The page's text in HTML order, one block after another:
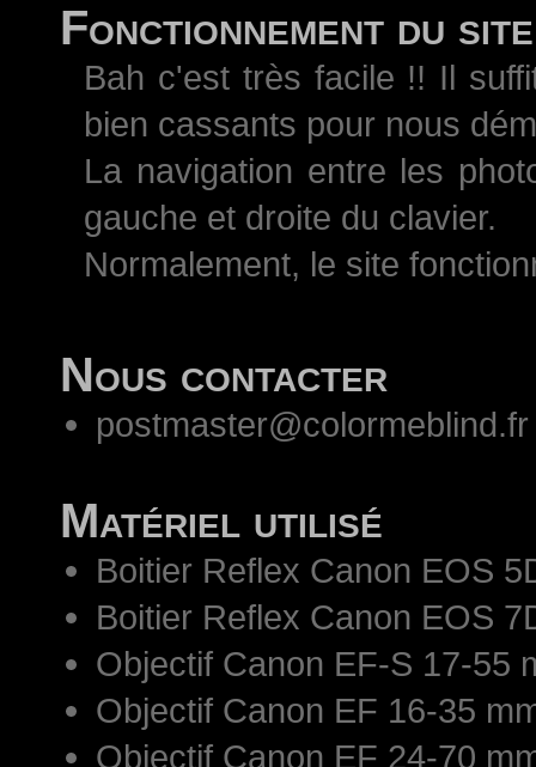
Fonctionnement du site
Bah c'est très facile !! Il
bien cassants pour nous
La navigation entre les
gauche et droite du clavier.
Normalement, le site
Nous contacter
postmaster@colormeblind.fr
Matériel utilisé
Boitier Reflex Canon EOS
Boitier Reflex Canon EOS
Objectif Canon EF-S 17-55
Objectif Canon EF 16-35
Objectif Canon EF 24-70